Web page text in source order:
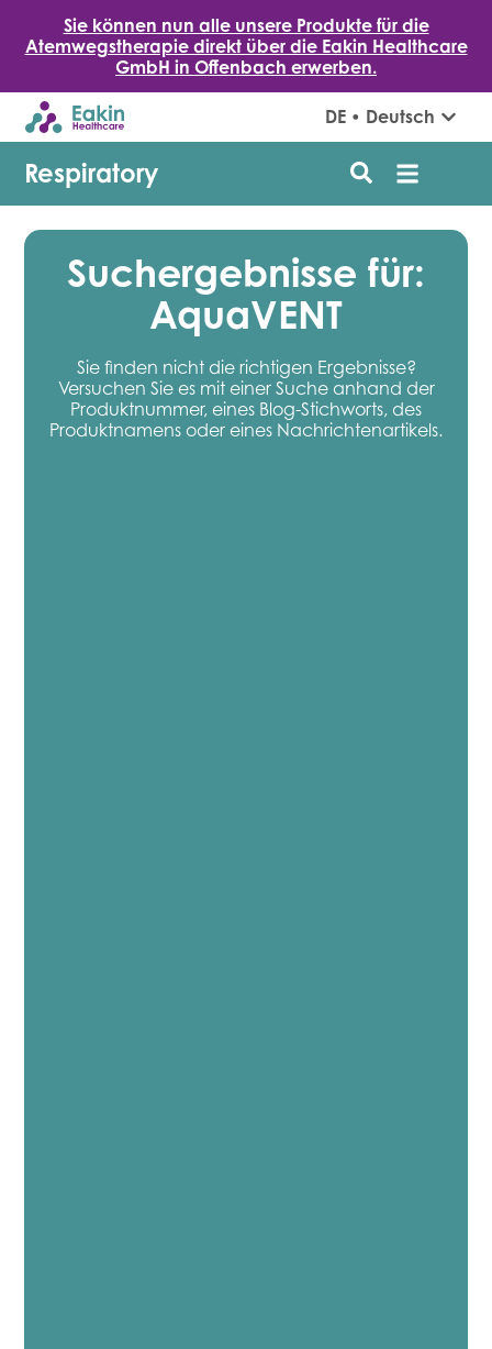
Sie können nun alle unsere Produkte für die
Atemwegstherapie direkt über die Eakin Healthcare
GmbH in Offenbach erwerben.
DE • Deutsch
Respiratory
Suchergebnisse für:
AquaVENT
Sie finden nicht die richtigen Ergebnisse?
Versuchen Sie es mit einer Suche anhand der
Produktnummer, eines Blog-Stichworts, des
Produktnamens oder eines Nachrichtenartikels.